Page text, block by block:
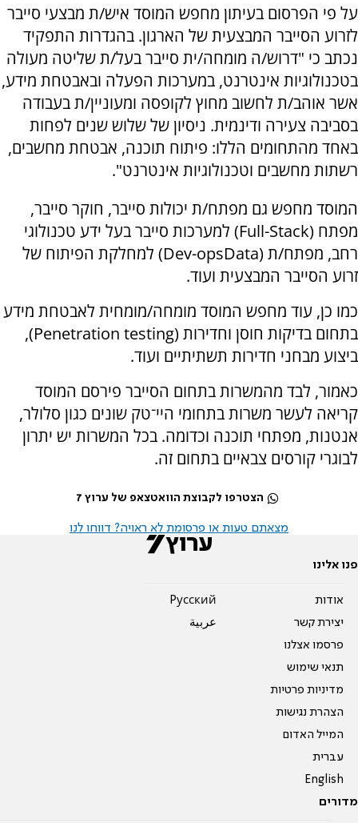
על פי הפרסום בעיתון מחפש המוסד איש/ת מבצעי סייבר
לזרוע הסייבר המבצעית של הארגון. בהגדרות התפקיד
נכתב כי "דרוש/ה מומחה/ית סייבר בעל/ת שליטה מעולה
בטכנולוגיות אינטרנט, במערכות הפעלה ובאבטחת מידע,
אשר אוהב/ת לחשוב מחוץ לקופסה ומעוניין/ת בעבודה
בסביבה צעירה ודינמית. ​​​​ניסיון של שלוש שנים לפחות
באחד מהתחומים הללו: פיתוח תוכנה, אבטחת מחשבים,
רשתות מחשבים וטכנולוגיות אינטרנט".
המוסד מחפש גם מפתח/ת יכולות סייבר, חוקר סייבר,
מפתח (Full-Stack) למערכות סייבר בעל ידע טכנולוגי
רחב, מפתח/ת (Dev-opsData) למחלקת הפיתוח של
זרוע הסייבר המבצעית ועוד.
כמו כן, עוד מחפש המוסד מומחה/מומחית לאבטחת מידע
בתחום בדיקות חוסן וחדירות (Penetration testing),
ביצוע מבחני חדירות תשתיתיים ועוד.
כאמור, לבד מהמשרות בתחום הסייבר פירסם המוסד
קריאה לעשר משרות בתחומי היי־טק שונים כגון סלולר,
אנטנות, מפתחי תוכנה וכדומה. בכל המשרות יש יתרון
לבוגרי קורסים צבאיים בתחום זה.
הצטרפו לקבוצת הוואטצאפ של ערוץ 7
מצאתם טעות או פרסומת לא ראויה? דווחו לנו
פנו אלינו
אודות
יצירת קשר
פרסמו אצלנו
תנאי שימוש
מדיניות פרטיות
הצהרת נגישות
המייל האדום
עברית
English
Pусский
عربية
מדורים